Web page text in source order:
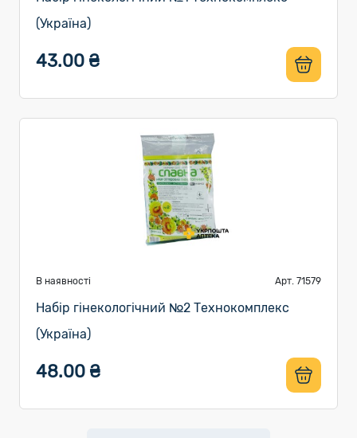
(Україна)
43.00 ₴
В наявності Арт. 71579
Набір гінекологічний №2 Технокомплекс
(Україна)
48.00 ₴